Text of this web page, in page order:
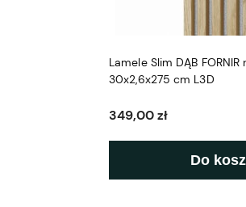
Lamele Slim DĄB
30x2,6x275 cm L3D
349,00 zł
Do